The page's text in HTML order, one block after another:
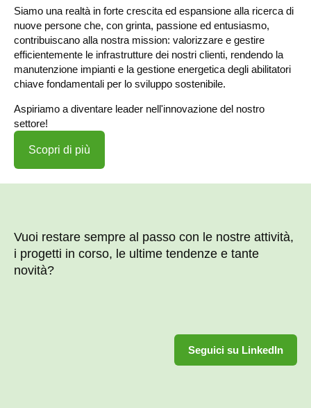
Siamo una realtà in forte crescita ed espansione alla ricerca di
nuove persone che, con grinta, passione ed entusiasmo,
contribuiscano alla nostra mission: valorizzare e gestire
efficientemente le infrastrutture dei nostri clienti, rendendo la
manutenzione impianti e la gestione energetica degli abilitatori
chiave fondamentali per lo sviluppo sostenibile.
Aspiriamo a diventare leader nell'innovazione del nostro
settore!
Scopri di più
Vuoi restare sempre al passo con le nostre attività,
i progetti in corso, le ultime tendenze e tante
novità?
Seguici su LinkedIn